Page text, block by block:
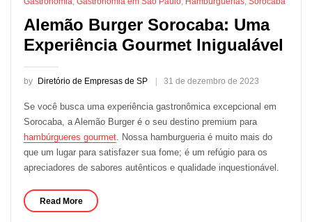
Alemão Burger Sorocaba: Uma
Experiência Gourmet Inigualável
by Diretório de Empresas de SP 31 de dezembro de 2023
Se você busca uma experiência gastronômica excepcional em
Sorocaba, a Alemão Burger é o seu destino premium para
hambúrgueres gourmet. Nossa hamburgueria é muito mais do
que um lugar para satisfazer sua fome; é um refúgio para os
apreciadores de sabores autênticos e qualidade inquestionável.
Read More